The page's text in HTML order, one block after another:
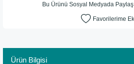
Bu Ürünü Sosyal Medyada Paylaş
Ürün Bilgisi